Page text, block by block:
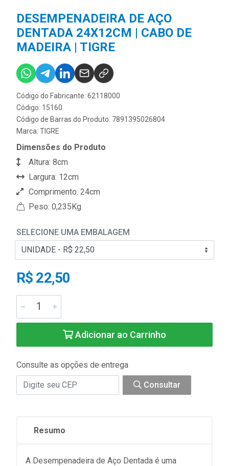
DESEMPENADEIRA DE AÇO
DENTADA 24X12CM | CABO DE
MADEIRA | TIGRE
Código do Fabricante: 62118000
Código: 15160
Código de Barras do Produto: 7891395026804
Marca: TIGRE
Dimensões do Produto
Altura: 8cm
Largura: 12cm
Comprimento: 24cm
Peso: 0,235Kg
SELECIONE UMA EMBALAGEM
R$ 22,50
Adicionar ao Carrinho
Consulte as opções de entrega
Consultar
Resumo
A Desempenadeira de Aço Dentada é uma